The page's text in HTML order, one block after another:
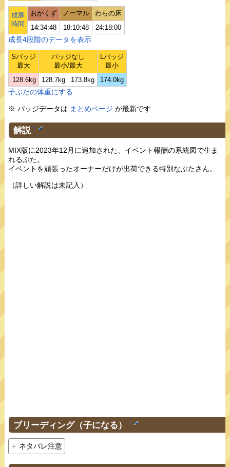
成豚
時間
おがくず ノーマル
わらの床
14:34:48
18:10:48 24:18:00
成長4段階のデータを表示
Sバッジ
最大
バッジなし
最小/最大
Lバッジ
最小
128.6kg
128.7kg 173.8kg 174.0kg
子ぶたの体重にする
※ バッジデータは まとめページ が最新です
解説 †
MIX版に2023年12月に追加された、イベント報酬の系統図で生ま
れるぶた。
イベントを頑張ったオーナーだけが出荷できる特別なぶたさん。
（詳しい解説は未記入）
ブリーディング（子になる） †
ネタバレ注意